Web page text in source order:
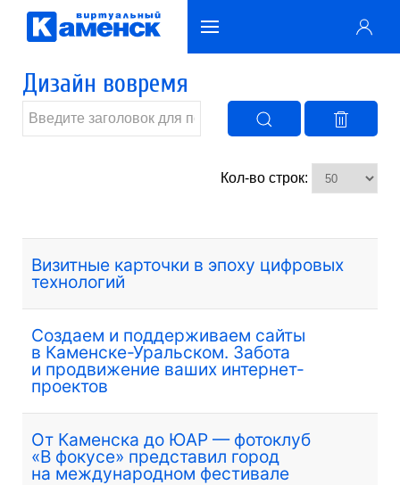
Дизайн вовремя
Кол-во строк:
Визитные карточки в эпоху цифровых
технологий
Создаем и поддерживаем сайты
в Каменске-Уральском. Забота
и продвижение ваших интернет-
проектов
От Каменска до ЮАР — фотоклуб
«В фокусе» представил город
на международном фестивале